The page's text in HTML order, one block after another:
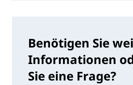
Benötigen Sie
Informationen
Sie eine Frage?